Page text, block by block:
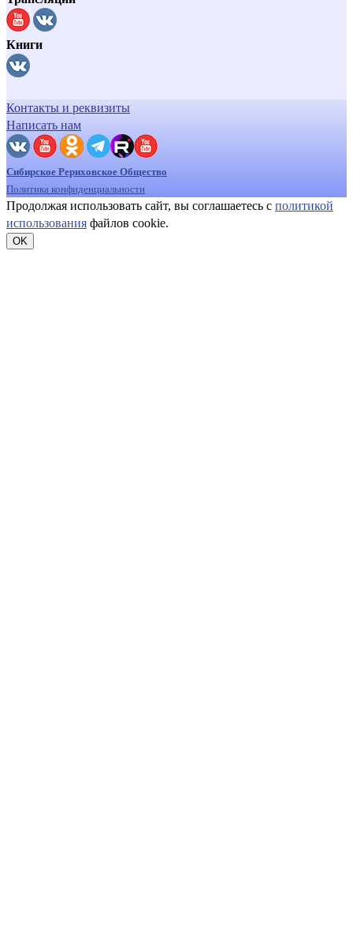
Книги
Контакты и реквизиты
Написать нам
Сибирское Рериховское Общество
Политика конфиденциальности
Продолжая использовать сайт, вы соглашаетесь с политикой
использования файлов cookie.
OK